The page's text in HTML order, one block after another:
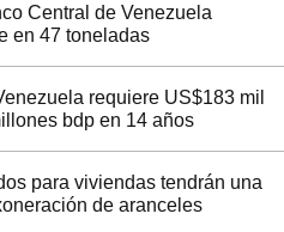
Central de Venezuela
en 47 toneladas
requiere US$183 mil
bdp en 14 años
para viviendas tendrán una
de aranceles